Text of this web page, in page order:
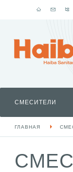
СМЕСИТЕЛИ
ГЛАВНАЯ